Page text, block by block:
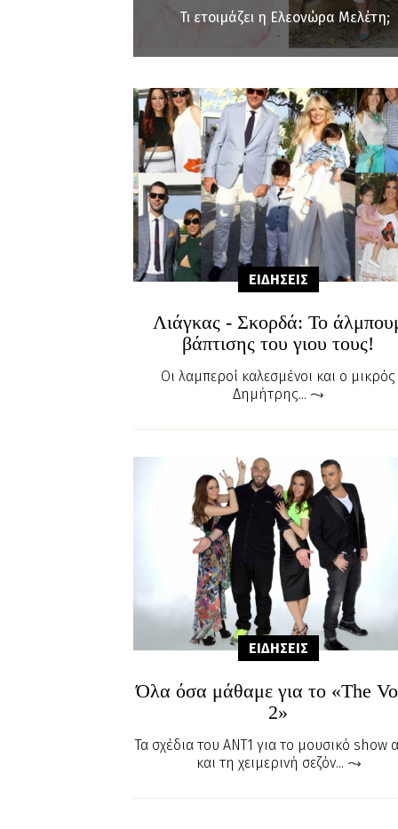
Τι ετοιμάζει η Ελεονώρα Μελέτη;
ΕΙΔΗΣΕΙΣ
Λιάγκας - Σκορδά: Το
βάπτισης του γιου τους!
Οι λαμπεροί καλεσμένοι και ο μικρός
Δημήτρης...
ΕΙΔΗΣΕΙΣ
Όλα όσα μάθαμε για το «The
2»
Τα σχέδια του ΑΝΤ1 για το μουσικό show
και τη χειμερινή σεζόν...